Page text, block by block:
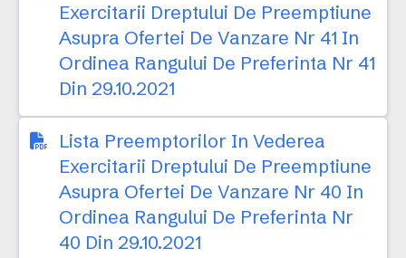
Exercitarii Dreptului De Preemptiune
Asupra Ofertei De Vanzare Nr 41 In
Ordinea Rangului De Preferinta Nr 41
Din 29.10.2021
Lista Preemptorilor In Vederea
Exercitarii Dreptului De Preemptiune
Asupra Ofertei De Vanzare Nr 40 In
Ordinea Rangului De Preferinta Nr
40 Din 29.10.2021